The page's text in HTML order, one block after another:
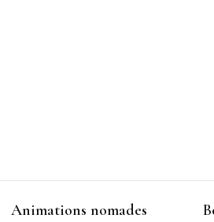
Animations nomades